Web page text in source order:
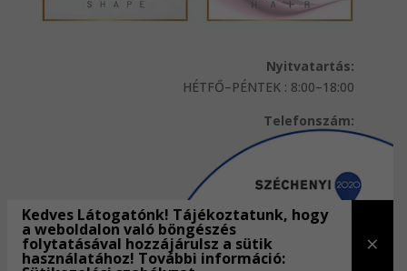
Nyitvatartás:
HÉTFŐ–PÉNTEK : 8:00–18:00
Telefonszám:
(20) 391-4455
Cím:
7623 Pécs, József Attila u 28/1.
Kedves Látogatónk! Tájékoztatunk, hogy
a weboldalon való böngészés
folytatásával hozzájárulsz a sütik
használatához! További információ: ×